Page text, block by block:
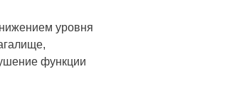
уровня
функции